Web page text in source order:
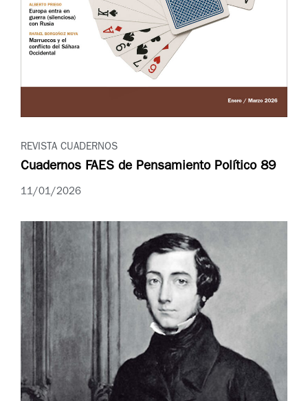
REVISTA CUADERNOS
Cuadernos FAES de Pensamiento Político 89
11/01/2026